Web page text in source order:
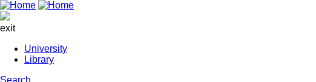
exit
University
Library
Search